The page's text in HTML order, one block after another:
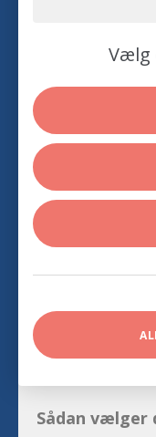
Vælg
Sådan vælger